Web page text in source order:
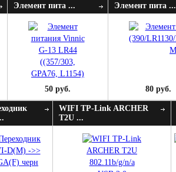
Элемент пита ...
50 руб.
Элемент пита ...
80 руб.
WIFI TP-Link ARCHER
T2U ...